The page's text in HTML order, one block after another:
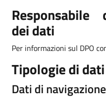
dei dati
Per informazioni sul DPO
Tipologie di
Dati di navigazione